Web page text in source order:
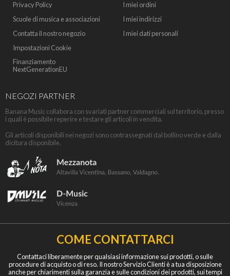
Privacy Policy
Scuole di musica e associazioni
Contatta il nostro negozio
Impostazioni Cookie
Finanziamento
NextGenerationEU
I miei ordini
I miei indirizzi
I miei dati personali
NEGOZI PARTNER
Banana Music collabora con svariati partner commerciali sul territorio, presso
i quali è possibile reperire e testare gli articoli in vendita.
Gli articoli disponibili nei negozi sono contrassegnati dal bollino verde e dalla
dicitura disponibile.
COME CONTATTARCI
Contattaci liberamente per qualsiasi informazione sui prodotti, o sulle
procedure di acquisto o di reso. Il nostro Servizio Clienti è a tua disposizione
anche per chiarimenti sulla garanzia e sulle condizioni dei prodotti, sui tempi